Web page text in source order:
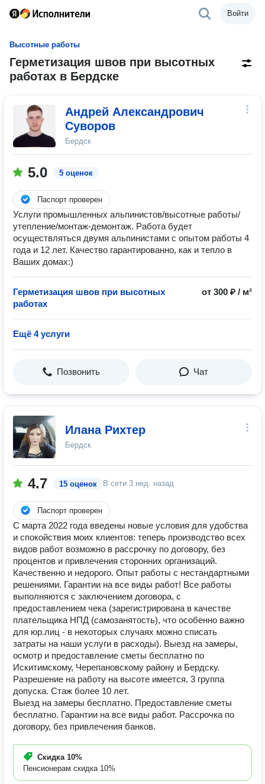
Войти
Высотные работы
Герметизация швов при высотных
работах в Бердске
Андрей Александрович
Суворов
Бердск
5.0 5 оценок
Паспорт проверен
Услуги промышленных альпинистов/высотные работы/
утепление/монтаж-демонтаж. Работа будет
осуществляться двумя альпинистами с опытом работы 4
года и 12 лет. Качество гарантированно, как и тепло в
Ваших домах:)
Герметизация швов при высотных
работах
от 300 ₽ / м²
Ещё 4 услуги
Позвонить Чат
Илана Рихтер
Бердск
4.7 15 оценок В сети 3 нед. назад
Паспорт проверен
С марта 2022 года введены новые условия для удобства
и спокойствия моих клиентов: теперь производство всех
видов работ возможно в рассрочку по договору, без
процентов и привлечения сторонних организаций.
Качественно и недорого. Опыт работы с нестандартными
решениями. Гарантии на все виды работ! Все работы
выполняются с заключением договора, с
предоставлением чека (зарегистрирована в качестве
плательщика НПД (самозанятость), что особенно важно
для юр.лиц - в некоторых случаях можно списать
затраты на наши услуги в расходы). Выезд на замеры,
осмотр и предоставление сметы бесплатно по
Искитимскому, Черепановскому району и Бердску.
Разрешение на работу на высоте имеется, 3 группа
допуска. Стаж более 10 лет.
Выезд на замеры бесплатно. Предоставление сметы
бесплатно. Гарантии на все виды работ. Рассрочка по
договору, без привлечения банков.
Скидка 10%
Пенсионерам скидка 10%